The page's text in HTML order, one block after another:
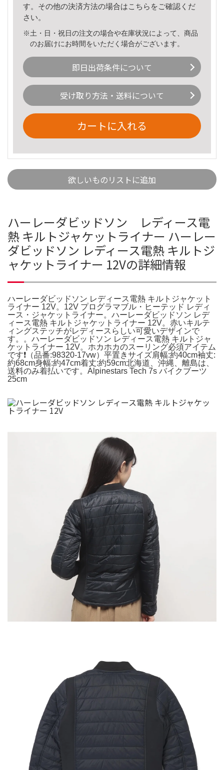
す。その他の決済方法の場合はこちら をご確認くだ
さい。
※土・日・祝日の注文の場合や在庫状況によって、商品
のお届けにお時間をいただく場合がございます。
即日出荷条件について
受け取り方法・送料について
カートに入れる
欲しいものリストに追加
ハーレーダビッドソン レディース電
熱 キルトジャケットライナー ハーレー
ダビッドソン レディース電熱 キルトジ
ャケットライナー 12Vの詳細情報
ハーレーダビッドソン レディース電熱 キルトジャケット
ライナー 12V。12V プログラマブル・ヒーテッド レディ
ース・ジャケットライナー。ハーレーダビッドソン レデ
ィース電熱 キルトジャケットライナー 12V。赤いキルテ
ィングステッチがレディースらしい可愛いデザインで
す。。ハーレーダビッドソン レディース電熱 キルトジャ
ケットライナー 12V。ホカホカのスーリング必須アイテム
です❗️（品番:98320-17vw）平置きサイズ肩幅:約40cm袖丈:
約68cm身幅:約47cm着丈:約59cm北海道、沖縄、離島は、
送料のみ着払いです。Alpinestars Tech 7s バイクブーツ
25cm